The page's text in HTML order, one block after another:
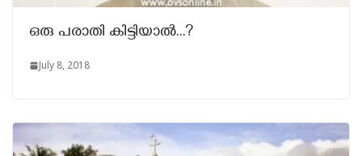
ഒരു പരാതി കിട്ടിയാല്‍…?
July 8, 2018